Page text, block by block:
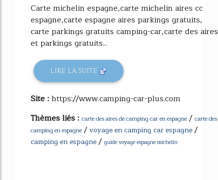
Carte michelin espagne,carte michelin aires cc
espagne,carte espagne aires parkings gratuits,
carte parkings gratuits camping-car,carte des aires
et parkings gratuits...
LIRE LA SUITE
Site :https://www.camping-car-plus.com
Thèmes liés : carte des aires de camping car en espagne / carte des
camping en espagne / voyage en camping car espagne/
camping en espagne/ guide voyage espagne michelin